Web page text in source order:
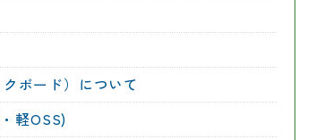
ボード）について
軽OSS)